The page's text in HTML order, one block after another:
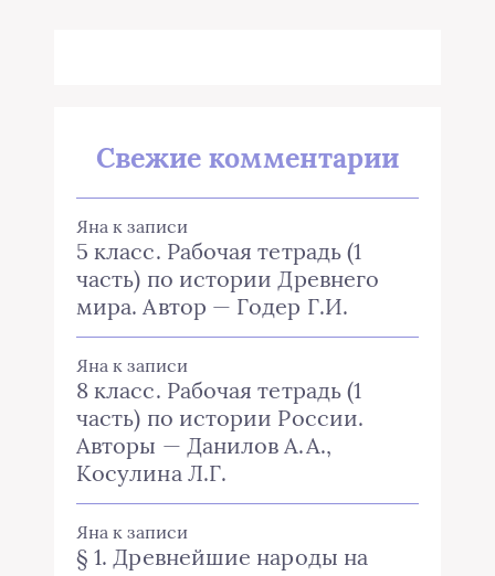
Свежие комментарии
Яна к записи
5 класс. Рабочая тетрадь (1
часть) по истории Древнего
мира. Автор — Годер Г.И.
Яна к записи
8 класс. Рабочая тетрадь (1
часть) по истории России.
Авторы — Данилов А.А.,
Косулина Л.Г.
Яна к записи
§ 1. Древнейшие народы на